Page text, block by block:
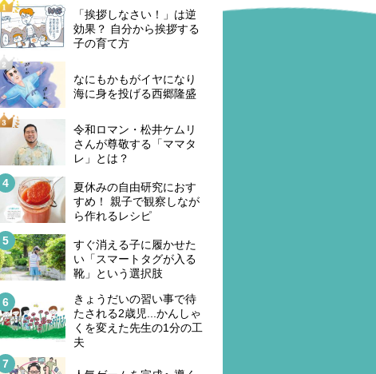
「挨拶しなさい！」は逆
効果？ 自分から挨拶する
子の育て方
なにもかもがイヤになり
海に身を投げる西郷隆盛
令和ロマン・松井ケムリ
さんが尊敬する「ママタ
レ」とは？
夏休みの自由研究におす
すめ！ 親子で観察しなが
ら作れるレシピ
すぐ消える子に履かせた
い「スマートタグが入る
靴」という選択肢
きょうだいの習い事で待
たされる2歳児...かんしゃ
くを変えた先生の1分の工
夫